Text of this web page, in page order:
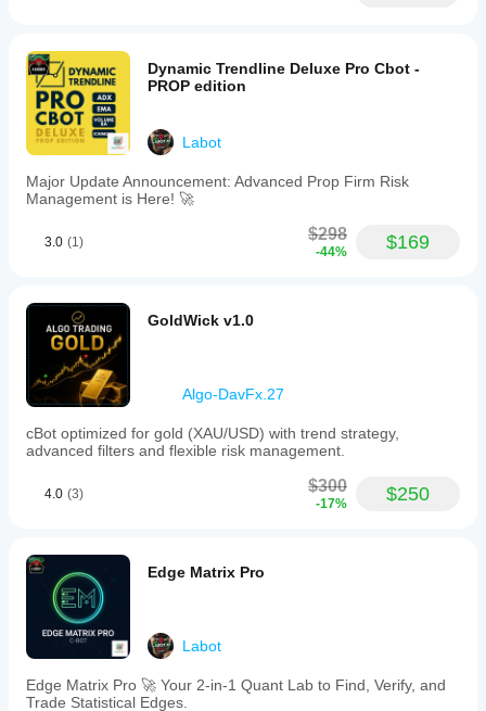
Dynamic Trendline Deluxe Pro Cbot -
PROP edition
Labot
Major Update Announcement: Advanced Prop Firm Risk
Management is Here! 🚀
3.0 (1) $298
-44% $169
GoldWick v1.0
Algo-DavFx.27
cBot optimized for gold (XAU/USD) with trend strategy,
advanced filters and flexible risk management.
4.0 (3) $300
-17% $250
Edge Matrix Pro
Labot
Edge Matrix Pro 🚀 Your 2-in-1 Quant Lab to Find, Verify, and
Trade Statistical Edges.